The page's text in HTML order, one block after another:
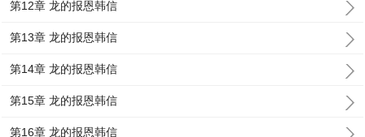
第12章 龙的报恩韩信
第13章 龙的报恩韩信
第14章 龙的报恩韩信
第15章 龙的报恩韩信
第16章 龙的报恩韩信